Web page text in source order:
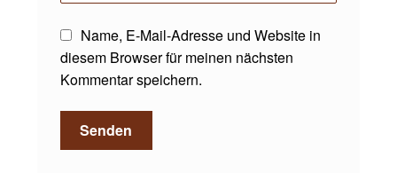
Name, E-Mail-Adresse und Website in
diesem Browser für meinen nächsten
Kommentar speichern.